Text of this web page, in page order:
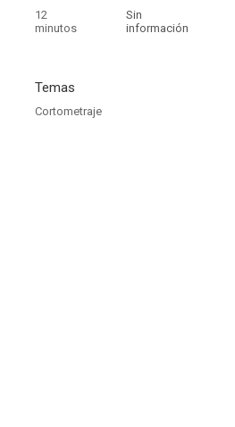
12
minutos
Sin
información
Temas
Cortometraje